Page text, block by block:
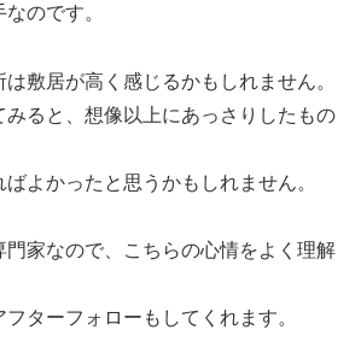
のです。
敷居が高く感じるかもしれません。
みると、想像以上にあっさりしたもの
よかったと思うかもしれません。
門家なので、こちらの心情をよく理解
ターフォローもしてくれます。